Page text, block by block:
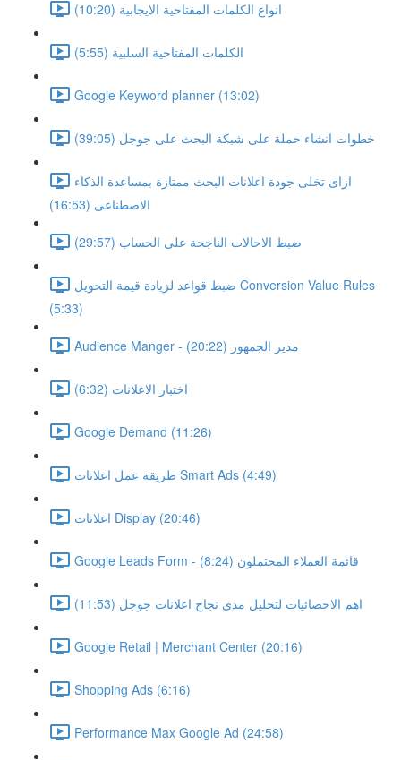
انواع الكلمات المفتاحية الايجابية (10:20)
الكلمات المفتاحية السلبية (5:55)
Google Keyword planner (13:02)
خطوات انشاء حملة على شبكة البحث على جوجل (39:05)
ازاى تخلى جودة اعلانات البحث ممتازة بمساعدة الذكاء
الاصطناعى (16:53)
ضبط الاحالات الناجحة على الحساب (29:57)
ضبط قواعد لزيادة قيمة التحويل Conversion Value Rules
(5:33)
Audience Manger - مدير الجمهور (20:22)
اختبار الاعلانات (6:32)
Google Demand (11:26)
طريقة عمل اعلانات Smart Ads (4:49)
اعلانات Display (20:46)
Google Leads Form - قائمة العملاء المحتملون (8:24)
اهم الاحصائيات لتحليل مدى نجاح اعلانات جوجل (11:53)
Google Retail | Merchant Center (20:16)
Shopping Ads (6:16)
Performance Max Google Ad (24:58)